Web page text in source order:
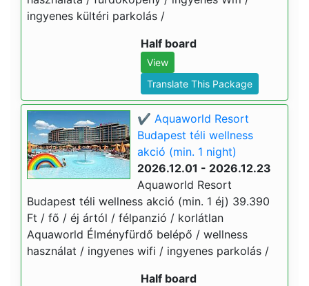
ingyenes kültéri parkolás /
Half board
View
Translate This Package
✔️ Aquaworld Resort
Budapest téli wellness
akció (min. 1 night)
2026.12.01 - 2026.12.23
Aquaworld Resort
Budapest téli wellness akció (min. 1 éj) 39.390
Ft / fő / éj ártól / félpanzió / korlátlan
Aquaworld Élményfürdő belépő / wellness
használat / ingyenes wifi / ingyenes parkolás /
Half board